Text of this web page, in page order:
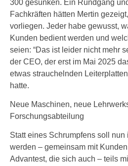
300 gesunken. Ein Rundgang
Fachkräften hätten Mertin
vorliegen. Jeder habe gewusst,
Kunden bedient werden und
seien: “Das ist leider nicht mehr
der CEO, der erst im Mai 2025
etwas strauchelnden
hatte.
Neue Maschinen, neue
Forschungsabteilung
Statt eines Schrumpfens soll nun
werden – gemeinsam mit
Advantest, die sich auch – teils